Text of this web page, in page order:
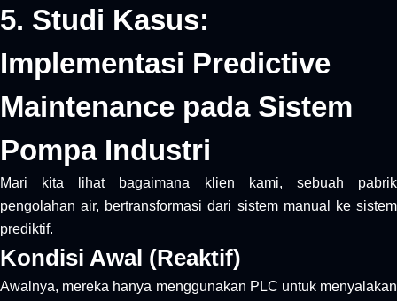
5. Studi Kasus:
Implementasi Predictive
Maintenance pada Sistem
Pompa Industri
Mari kita lihat bagaimana klien kami, sebuah pabrik
pengolahan air, bertransformasi dari sistem manual ke sistem
prediktif.
Kondisi Awal (Reaktif)
Awalnya, mereka hanya menggunakan PLC untuk menyalakan